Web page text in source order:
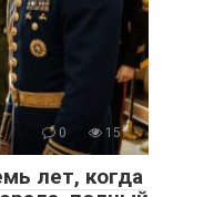
0 15
лет, когда